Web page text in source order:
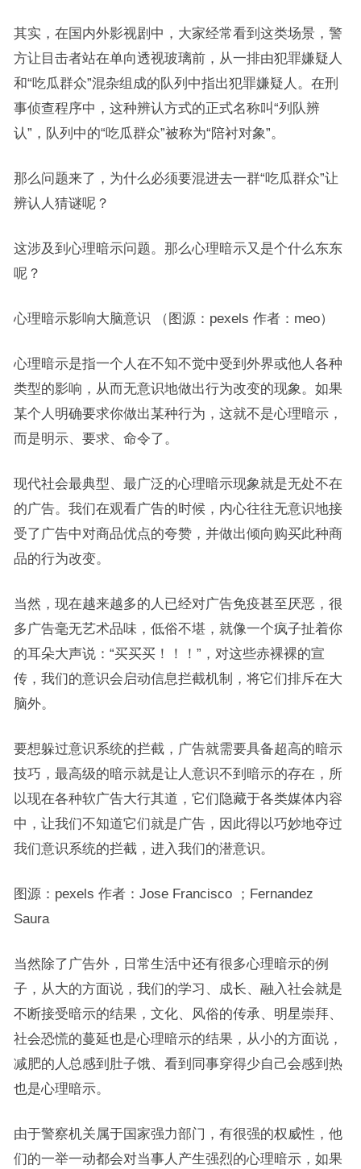
其实，在国内外影视剧中，大家经常看到这类场景，警
方让目击者站在单向透视玻璃前，从一排由犯罪嫌疑人
和“吃瓜群众”混杂组成的队列中指出犯罪嫌疑人。在刑
事侦查程序中，这种辨认方式的正式名称叫“列队辨
认”，队列中的“吃瓜群众”被称为“陪衬对象”。
那么问题来了，为什么必须要混进去一群“吃瓜群众”让
辨认人猜谜呢？
这涉及到心理暗示问题。那么心理暗示又是个什么东东
呢？
心理暗示影响大脑意识 （图源：pexels 作者：meo）
心理暗示是指一个人在不知不觉中受到外界或他人各种
类型的影响，从而无意识地做出行为改变的现象。如果
某个人明确要求你做出某种行为，这就不是心理暗示，
而是明示、要求、命令了。
现代社会最典型、最广泛的心理暗示现象就是无处不在
的广告。我们在观看广告的时候，内心往往无意识地接
受了广告中对商品优点的夸赞，并做出倾向购买此种商
品的行为改变。
当然，现在越来越多的人已经对广告免疫甚至厌恶，很
多广告毫无艺术品味，低俗不堪，就像一个疯子扯着你
的耳朵大声说：“买买买！！！”，对这些赤裸裸的宣
传，我们的意识会启动信息拦截机制，将它们排斥在大
脑外。
要想躲过意识系统的拦截，广告就需要具备超高的暗示
技巧，最高级的暗示就是让人意识不到暗示的存在，所
以现在各种软广告大行其道，它们隐藏于各类媒体内容
中，让我们不知道它们就是广告，因此得以巧妙地夺过
我们意识系统的拦截，进入我们的潜意识。
图源：pexels 作者：Jose Francisco ；Fernandez
Saura
当然除了广告外，日常生活中还有很多心理暗示的例
子，从大的方面说，我们的学习、成长、融入社会就是
不断接受暗示的结果，文化、风俗的传承、明星崇拜、
社会恐慌的蔓延也是心理暗示的结果，从小的方面说，
减肥的人总感到肚子饿、看到同事穿得少自己会感到热
也是心理暗示。
由于警察机关属于国家强力部门，有很强的权威性，他
们的一举一动都会对当事人产生强烈的心理暗示，如果